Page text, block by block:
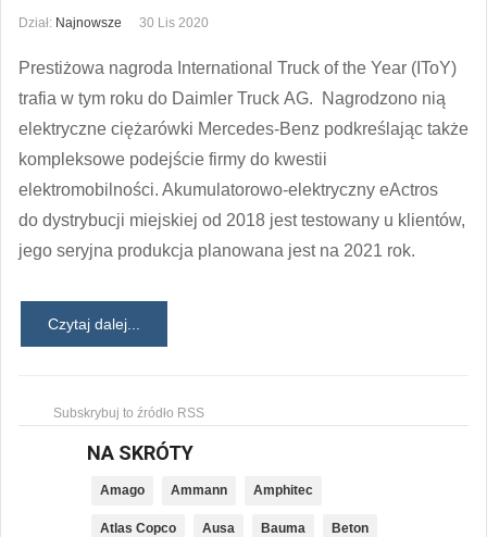
Dział: Najnowsze 30 Lis 2020
Prestiżowa nagroda International Truck of the Year (IToY)
trafia w tym roku do Daimler Truck AG. Nagrodzono nią
elektryczne ciężarówki Mercedes-Benz podkreślając także
kompleksowe podejście firmy do kwestii
elektromobilności. Akumulatorowo-elektryczny eActros
do dystrybucji miejskiej od 2018 jest testowany u klientów,
jego seryjna produkcja planowana jest na 2021 rok.
Czytaj dalej...
Subskrybuj to źródło RSS
NA SKRÓTY
Amago Ammann Amphitec
Atlas Copco Ausa Bauma Beton